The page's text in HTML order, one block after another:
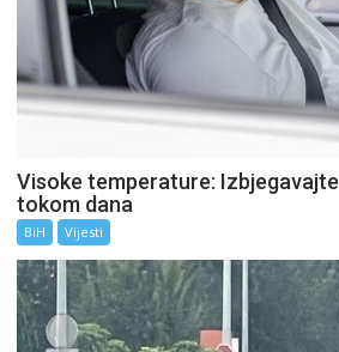
Visoke temperature:
tokom dana
BiH Vijesti